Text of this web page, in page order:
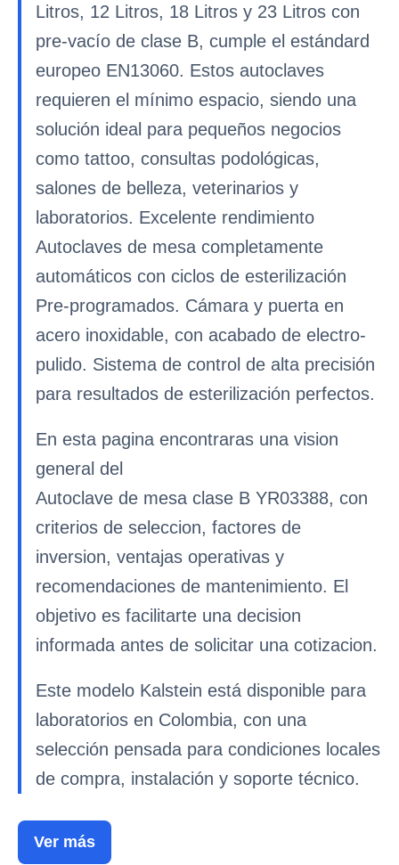
Litros, 12 Litros, 18 Litros y 23 Litros con
pre-vacío de clase B, cumple el estándard
europeo EN13060. Estos autoclaves
requieren el mínimo espacio, siendo una
solución ideal para pequeños negocios
como tattoo, consultas podológicas,
salones de belleza, veterinarios y
laboratorios. Excelente rendimiento
Autoclaves de mesa completamente
automáticos con ciclos de esterilización
Pre-programados. Cámara y puerta en
acero inoxidable, con acabado de electro-
pulido. Sistema de control de alta precisión
para resultados de esterilización perfectos.
En esta pagina encontraras una vision
general del
Autoclave de mesa clase B YR03388, con
criterios de seleccion, factores de
inversion, ventajas operativas y
recomendaciones de mantenimiento. El
objetivo es facilitarte una decision
informada antes de solicitar una cotizacion.
Este modelo Kalstein está disponible para
laboratorios en Colombia, con una
selección pensada para condiciones locales
de compra, instalación y soporte técnico.
Ver más